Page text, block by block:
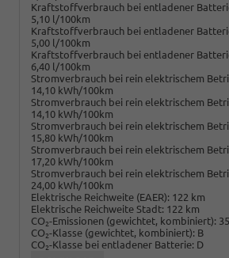
Kraftstoffverbrauch bei entladener
5,10 l/100km
Kraftstoffverbrauch bei entladener
5,00 l/100km
Kraftstoffverbrauch bei entladener
6,40 l/100km
Stromverbrauch bei rein elektrischem
14,10 kWh/100km
Stromverbrauch bei rein elektrischem
14,10 kWh/100km
Stromverbrauch bei rein elektrischem
15,80 kWh/100km
Stromverbrauch bei rein elektrischem
17,20 kWh/100km
Stromverbrauch bei rein elektrischem
24,00 kWh/100km
Elektrische Reichweite (EAER): 122 km
Elektrische Reichweite Stadt: 122 km
CO2-Emissionen (gewichtet, kombiniert):
CO2-Klasse (gewichtet, kombiniert): B
CO2-Klasse bei entladener Batterie: D